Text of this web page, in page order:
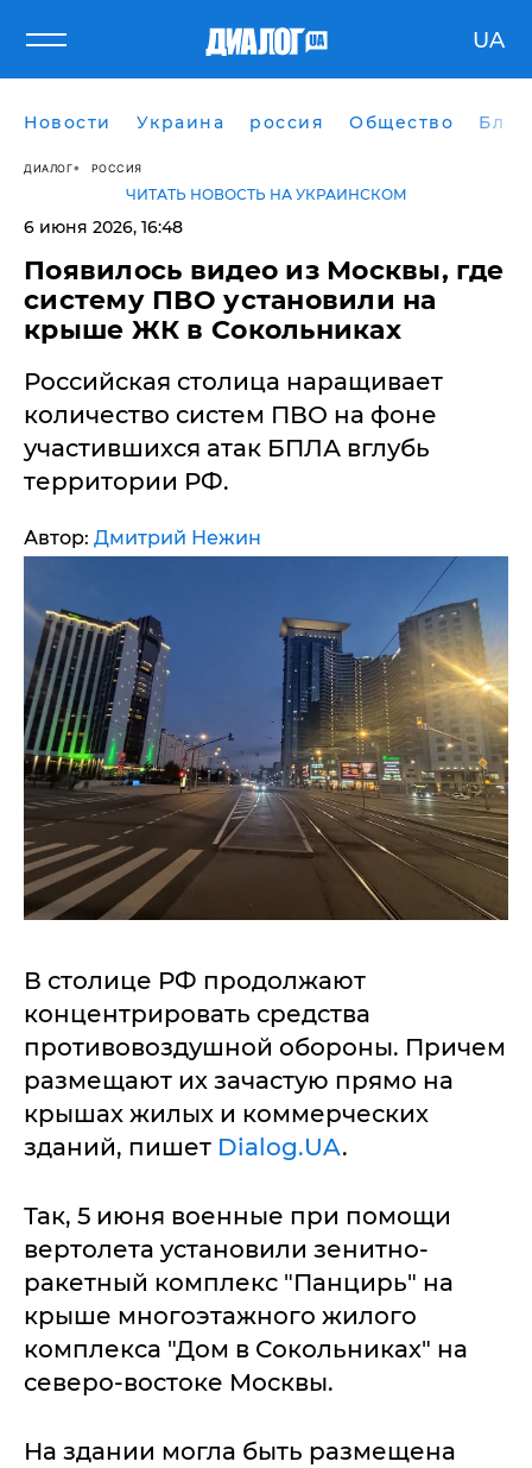
UA
Новости Украина россия Общество
ДИАЛОГ РОССИЯ
ЧИТАТЬ НОВОСТЬ НА УКРАИНСКОМ
6 июня 2026, 16:48
Появилось видео из Москвы, где
систему ПВО установили на
крыше ЖК в Сокольниках
Российская столица наращивает
количество систем ПВО на фоне
участившихся атак БПЛА вглубь
территории РФ.
Автор: Дмитрий Нежин
В столице РФ продолжают
концентрировать средства
противовоздушной обороны. Причем
размещают их зачастую прямо на
крышах жилых и коммерческих
зданий, пишет Dialog.UA.
Так, 5 июня военные при помощи
вертолета установили зенитно-
ракетный комплекс "Панцирь" на
крыше многоэтажного жилого
комплекса "Дом в Сокольниках" на
северо-востоке Москвы.
На здании могла быть размещена